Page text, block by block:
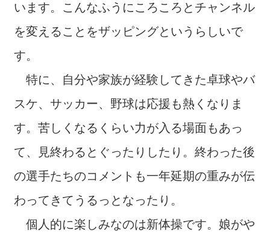
います。こんなふうにころころとチャンネル
を変えることをザッピングというらしいで
す。
特に、自分や家族が経験してきた卓球やバ
スケ、サッカー、野球は応援も熱くなりま
す。苦しくなるくらい力が入る場面もあっ
て、見終わるとぐったりしたり。終わった後
の選手たちのコメントも一年延期の重みが伝
わってきてうるっとなったり。
個人的に楽しみなのは新体操です。娘がや